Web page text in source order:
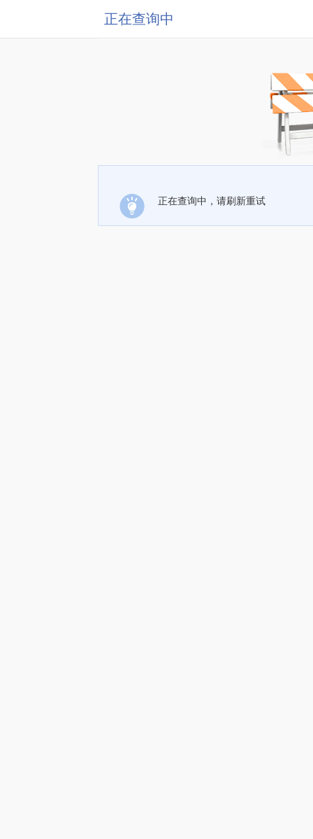
正在查询中
正在查询中，请刷新重试